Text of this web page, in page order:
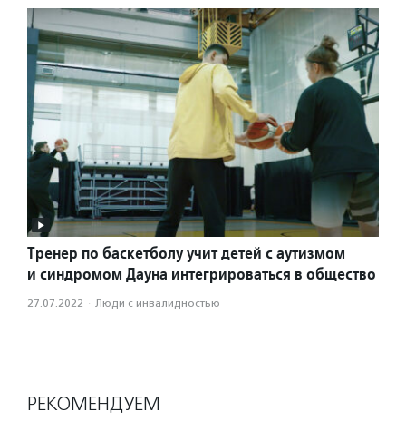
Тренер по баскетболу учит детей с аутизмом
и синдромом Дауна интегрироваться в общество
27.07.2022 · Люди с инвалидностью
РЕКОМЕНДУЕМ